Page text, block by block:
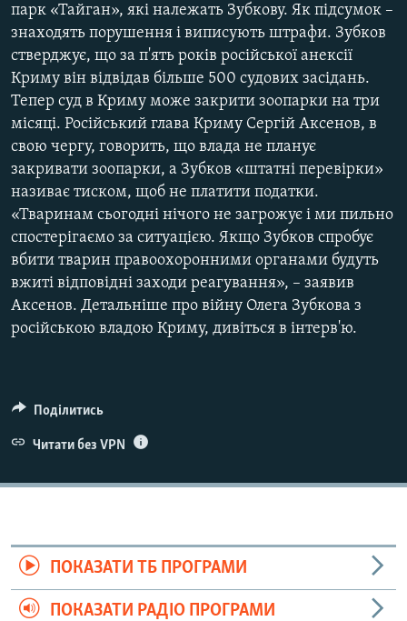
парк «Тайган», які належать Зубкову. Як підсумок –
знаходять порушення і виписують штрафи. Зубков
стверджує, що за п'ять років російської анексії
Криму він відвідав більше 500 судових засідань.
Тепер суд в Криму може закрити зоопарки на три
місяці. Російський глава Криму Сергій Аксенов, в
свою чергу, говорить, що влада не планує
закривати зоопарки, а Зубков «штатні перевірки»
називає тиском, щоб не платити податки.
«Тваринам сьогодні нічого не загрожує і ми пильно
спостерігаємо за ситуацією. Якщо Зубков спробує
вбити тварин правоохоронними органами будуть
вжиті відповідні заходи реагування», – заявив
Аксенов. Детальніше про війну Олега Зубкова з
російською владою Криму, дивіться в інтерв'ю.
Поділитись
Читати без VPN
ПОКАЗАТИ ТБ ПРОГРАМИ
ПОКАЗАТИ РАДІО ПРОГРАМИ